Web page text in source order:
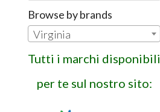
Browse by brands
Virginia
Tutti i marchi disponibili
per te sul nostro sito: